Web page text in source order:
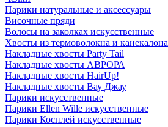
Парики натуральные и аксессуары
Височные пряди
Волосы на заколках искусственные
Хвосты из термоволокна и канекалона
Накладные хвосты Party Tail
Накладные хвосты АВРОРА
Накладные хвосты HairUp!
Накладные хвосты Вау Джау
Парики искусственные
Парики Ellen Wille искусственные
Парики Косплей искусственные